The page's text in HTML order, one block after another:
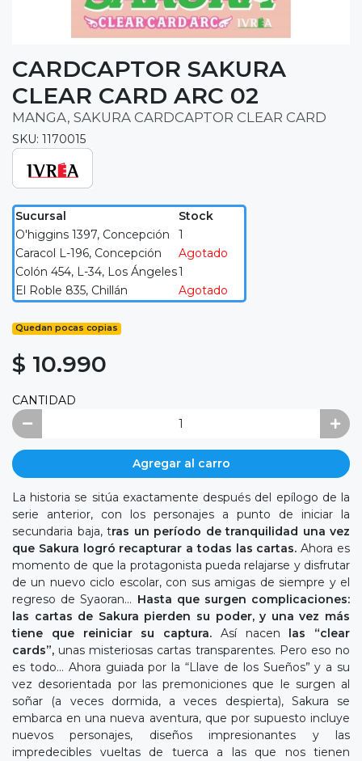
CARDCAPTOR SAKURA
CLEAR CARD ARC 02
MANGA, SAKURA CARDCAPTOR CLEAR CARD
SKU: 1170015
Sucursal
Stock
O'higgins 1397, Concepción
1
Caracol L-196, Concepción
Agotado
Colón 454, L-34, Los Ángeles1
El Roble 835, Chillán
Agotado
Quedan pocas copias
$ 10.990
CANTIDAD
Agregar al carro
La historia se sitúa exactamente después del epílogo de la
serie anterior, con los personajes a punto de iniciar la
secundaria baja, tras un período de tranquilidad una vez
que Sakura logró recapturar a todas las cartas. Ahora es
momento de que la protagonista pueda relajarse y disfrutar
de un nuevo ciclo escolar, con sus amigas de siempre y el
regreso de Syaoran… Hasta que surgen complicaciones:
las cartas de Sakura pierden su poder, y una vez más
tiene que reiniciar su captura. Así nacen
las “clear
cards”, unas misteriosas cartas transparentes. Pero eso no
es todo… Ahora guiada por la “Llave de los Sueños” y a su
vez desorientada por las premoniciones que le surgen al
soñar (a veces dormida, a veces despierta), Sakura se
embarca en una nueva aventura, que por supuesto incluye
nuevos personajes, diseños impresionantes y las
impredecibles vueltas de tuerca a las que nos tienen